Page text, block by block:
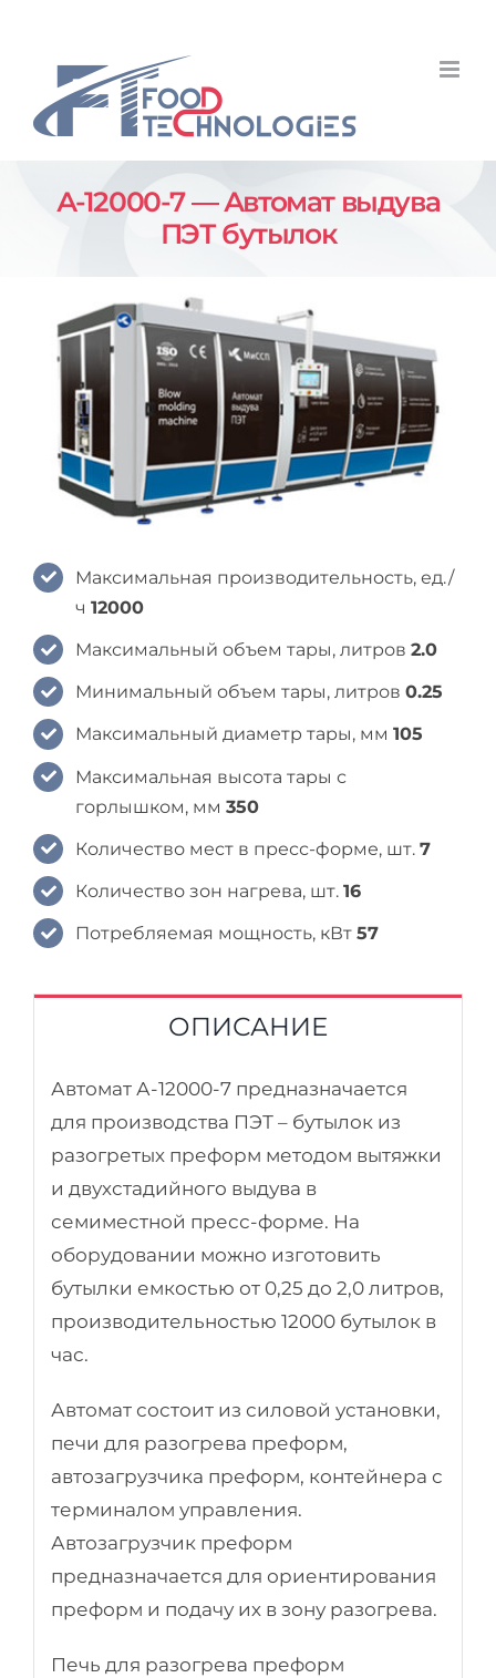
content
А-12000-7 — Автомат выдува
ПЭТ бутылок
Максимальная производительность, ед./
ч12000
Максимальный объем тары, литров2.0
Минимальный объем тары, литров0.25
Максимальный диаметр тары, мм105
Максимальная высота тары с
горлышком, мм350
Количество мест в пресс-форме, шт.7
Количество зон нагрева, шт.16
Потребляемая мощность, кВт57
ОПИСАНИЕ
Автомат А-12000-7 предназначается
для производства ПЭТ – бутылок из
разогретых преформ методом вытяжки
и двухстадийного выдува в
семиместной пресс-форме. На
оборудовании можно изготовить
бутылки емкостью от 0,25 до 2,0 литров,
производительностью 12000 бутылок в
час.
Автомат состоит из силовой установки,
печи для разогрева преформ,
автозагрузчика преформ, контейнера с
терминалом управления.
Автозагрузчик преформ
предназначается для ориентирования
преформ и подачу их в зону разогрева.
Печь для разогрева преформ